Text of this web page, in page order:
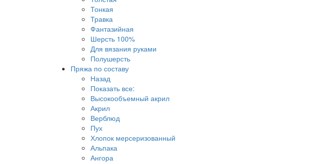
Тонкая
Травка
Фантазийная
Шерсть 100%
Для вязания руками
Полушерсть
Пряжа по составу
Назад
Показать все:
Высокообъемный акрил
Акрил
Верблюд
Пух
Хлопок мерсеризованный
Альпака
Ангора